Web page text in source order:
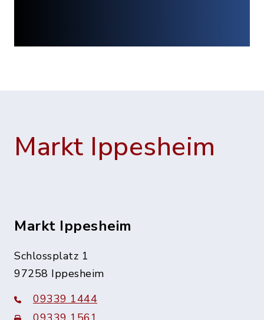
Markt Ippesheim
Markt Ippesheim
Schlossplatz 1
97258 Ippesheim
09339 1444